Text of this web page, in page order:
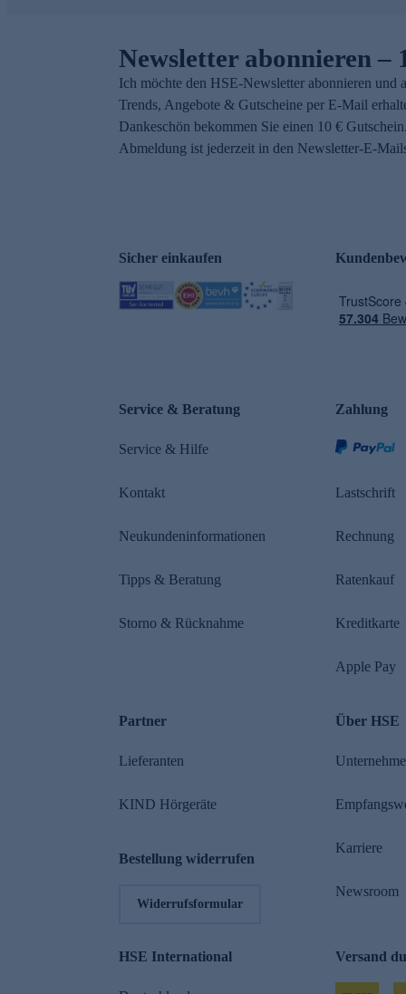
Newsletter abonnieren –
Ich möchte den HSE-Newsletter abonnieren und
Trends, Angebote & Gutscheine per E-Mail
Dankeschön bekommen Sie einen 10 €
Abmeldung ist jederzeit in den Newsletter-E-
Sicher einkaufen
Service & Beratung
Service & Hilfe
Kontakt
Neukundeninformationen
Tipps & Beratung
Storno & Rücknahme
Zahlung
Lastschrift
Rechnung
Ratenkauf
Kreditkarte
Apple Pay
Partner
Lieferanten
KIND Hörgeräte
Bestellung widerrufen
Widerrufsformular
Über HSE
Karriere
Newsroom
HSE International Versand